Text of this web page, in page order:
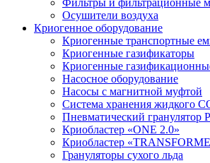
Фильтры и фильтрационные
Осушители воздуха
Криогенное оборудование
Криогенные транспортные
Криогенные газификаторы
Криогенные
Насосное оборудование
Насосы с магнитной муфтой
Система хранения жидкого
Пневматический гранулятор
Криобластер «ONE 2.0»
Криобластер
Грануляторы сухого льда